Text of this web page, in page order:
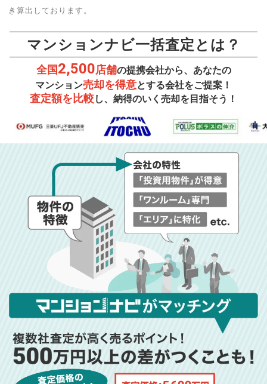
き算出しております。
マンションナビ一括査定とは？
全国2,500店舗の提携会社から、あなたの
マンション売却を得意とする会社をご提案！
査定額を比較し、納得のいく売却を目指そう！